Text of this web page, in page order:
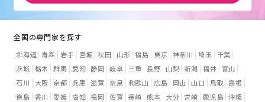
全国の専門家を探す
北海道 青森 岩手 宮城 秋田 山形 福島 東京 神奈川 埼玉
千葉
茨城 栃木 群馬 愛知 静岡 岐阜 三重 長野 山梨 新潟 福井
富山
石川
大阪 京都 兵庫 滋賀 奈良 和歌山 広島 岡山 山口 鳥取
島根
徳島 香川 愛媛 高知 福岡 佐賀 長崎 熊本 大分 宮崎 鹿児島 沖縄